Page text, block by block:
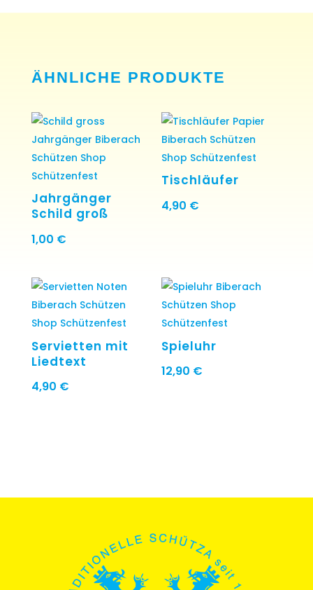
ÄHNLICHE PRODUKTE
Jahrgänger
Schild groß
1,00 €
Tischläufer
4,90 €
Servietten mit
Liedtext
4,90 €
Spieluhr
12,90 €